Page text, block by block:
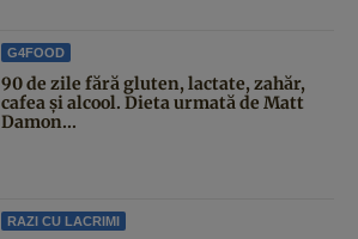
G4FOOD
90 de zile fără gluten, lactate, zahăr,
cafea și alcool. Dieta urmată de Matt
Damon...
RAZI CU LACRIMI